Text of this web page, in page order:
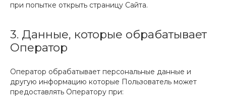
при попытке открыть страницу Сайта.
3. Данные, которые обрабатывает
Оператор
Оператор обрабатывает персональные данные и
другую информацию которые Пользователь может
предоставлять Оператору при: